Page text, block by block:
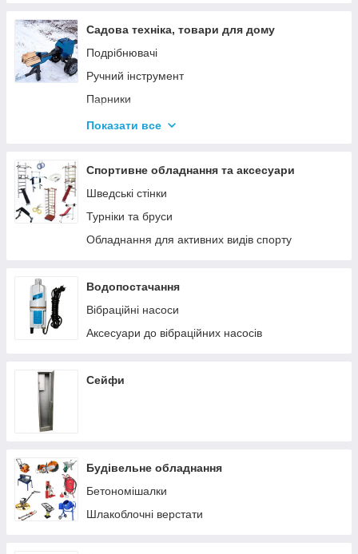
Дровоколи
Садова техніка, товари для дому
Подрібнювачі
Ручний інструмент
Парники
Термоси
Показати все
Спортивне обладнання та аксесуари
Шведські стінки
Турніки та бруси
Обладнання для активних видів спорту
Водопостачання
Вібраційні насоси
Аксесуари до вібраційних насосів
Сейфи
Будівельне обладнання
Бетономішалки
Шлакоблочні верстати